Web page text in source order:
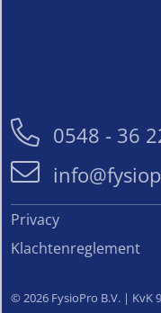
0548 - 36
Privacy
Klachtenreglement
© 2026 FysioPro B.V. | KvK